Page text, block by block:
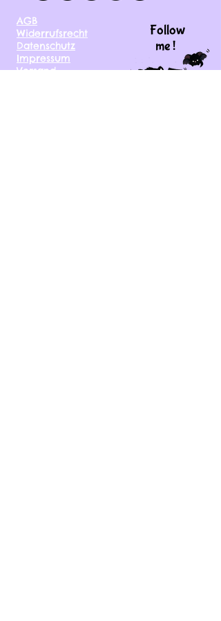
AGB
Widerrufsrecht
Datenschutz
Impressum
Versand
Follow
me !